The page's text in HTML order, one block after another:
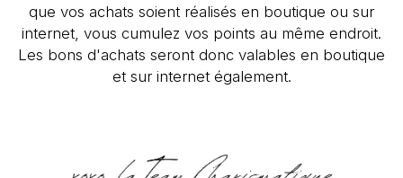
que vos achats soient réalisés en boutique ou sur
internet, vous cumulez vos points au même endroit.
Les bons d'achats seront donc valables en boutique
et sur internet également.